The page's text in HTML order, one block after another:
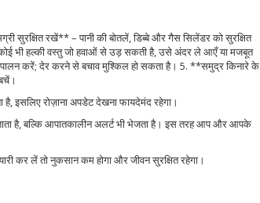
सुरक्षित रखें** – पानी की बोतलें, डिब्बे और गैस सिलेंडर को सुरक्षित
भी हल्की वस्तु जो हवाओं से उड़ सकती है, उसे अंदर ले आएँ या मजबूत
करें; देर करने से बचाव मुश्किल हो सकता है। 5. **समुद्र किनारे के
रोज़ाना अपडेट देखना फायदेमंद रहेगा।
है, बल्कि आपातकालीन अलर्ट भी भेजता है। इस तरह आप और आपके
कर लें तो नुकसान कम होगा और जीवन सुरक्षित रहेगा।